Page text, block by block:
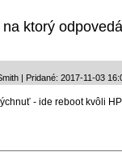
ktorý
| Pridané: 2017-11-03
- ide reboot kvôli